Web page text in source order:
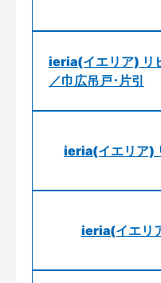
ieria(イエリア) リ
／巾広吊戸･片引
ieria(イエリア)
ieria(イエリ